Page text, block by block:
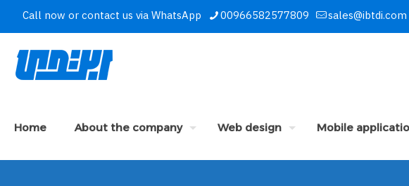
Call now or contact us via WhatsApp 00966582577809 sales@ibtdi.com
Home About the company Web design Mobile